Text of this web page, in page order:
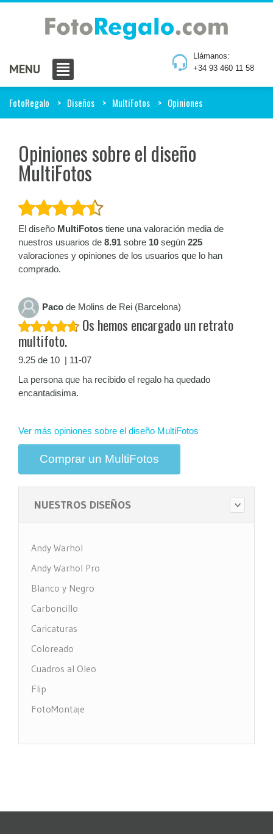
Llámanos:
+34 93 460 11 58
MENU
FotoRegalo Diseños MultiFotos Opiniones
Opiniones sobre el diseño
MultiFotos
El diseño MultiFotos tiene una valoración media de
nuestros usuarios de 8.91 sobre 10 según 225
valoraciones y opiniones de los usuarios que lo han
comprado.
Paco de Molins de Rei (Barcelona)
Os hemos encargado un retrato
multifoto.
9.25 de 10 | 11-07
La persona que ha recibido el regalo ha quedado
encantadisima.
Ver más opiniones sobre el diseño MultiFotos
Comprar un MultiFotos
NUESTROS DISEÑOS
Andy Warhol
Andy Warhol Pro
Blanco y Negro
Carboncillo
Caricaturas
Coloreado
Cuadros al Oleo
Flip
FotoMontaje
Puntos